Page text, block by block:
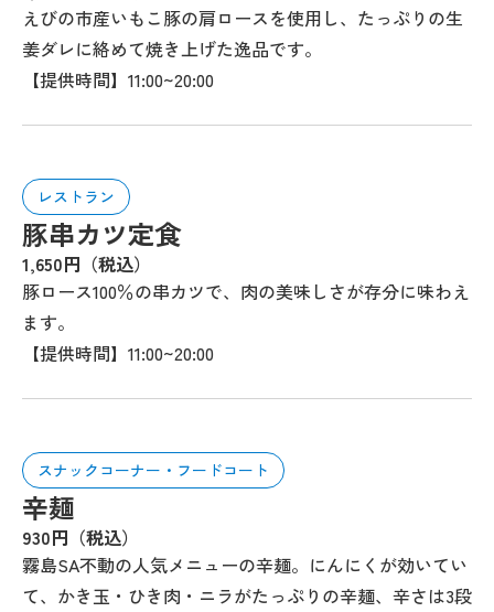
えびの市産いもこ豚の肩ロースを使用し、たっぷりの生
姜ダレに絡めて焼き上げた逸品です。
【提供時間】11:00~20:00
レストラン
豚串カツ定食
1,650円（税込）
豚ロース100％の串カツで、肉の美味しさが存分に味わえ
ます。
【提供時間】11:00~20:00
スナックコーナー・フードコート
辛麺
930円（税込）
霧島SA不動の人気メニューの辛麺。にんにくが効いてい
て、かき玉・ひき肉・ニラがたっぷりの辛麺、辛さは3段